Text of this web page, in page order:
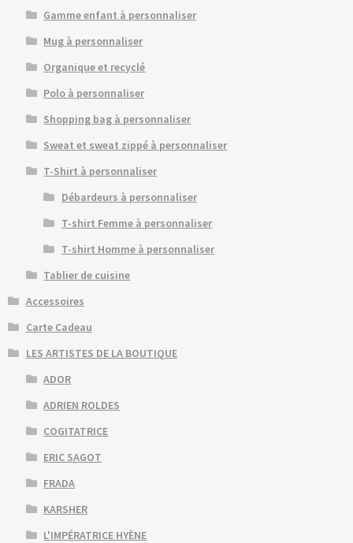
Gamme enfant à personnaliser
Mug à personnaliser
Organique et recyclé
Polo à personnaliser
Shopping bag à personnaliser
Sweat et sweat zippé à personnaliser
T-Shirt à personnaliser
Débardeurs à personnaliser
T-shirt Femme à personnaliser
T-shirt Homme à personnaliser
Tablier de cuisine
Accessoires
Carte Cadeau
LES ARTISTES DE LA BOUTIQUE
ADOR
ADRIEN ROLDES
COGITATRICE
ERIC SAGOT
FRADA
KARSHER
L'IMPÉRATRICE HYÈNE